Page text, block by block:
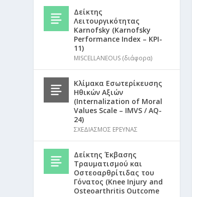
Δείκτης
Λειτουργικότητας
Karnofsky (Karnofsky
Performance Index – KPI-
11)
MISCELLANEOUS (διάφορα)
Κλίμακα Εσωτερίκευσης
Ηθικών Αξιών
(Internalization of Moral
Values Scale – IMVS / AQ-
24)
ΣΧΕΔΙΑΣΜΟΣ ΕΡΕΥΝΑΣ
Δείκτης Έκβασης
Τραυματισμού και
Οστεοαρθρίτιδας του
Γόνατος (Knee Injury and
Osteoarthritis Outcome